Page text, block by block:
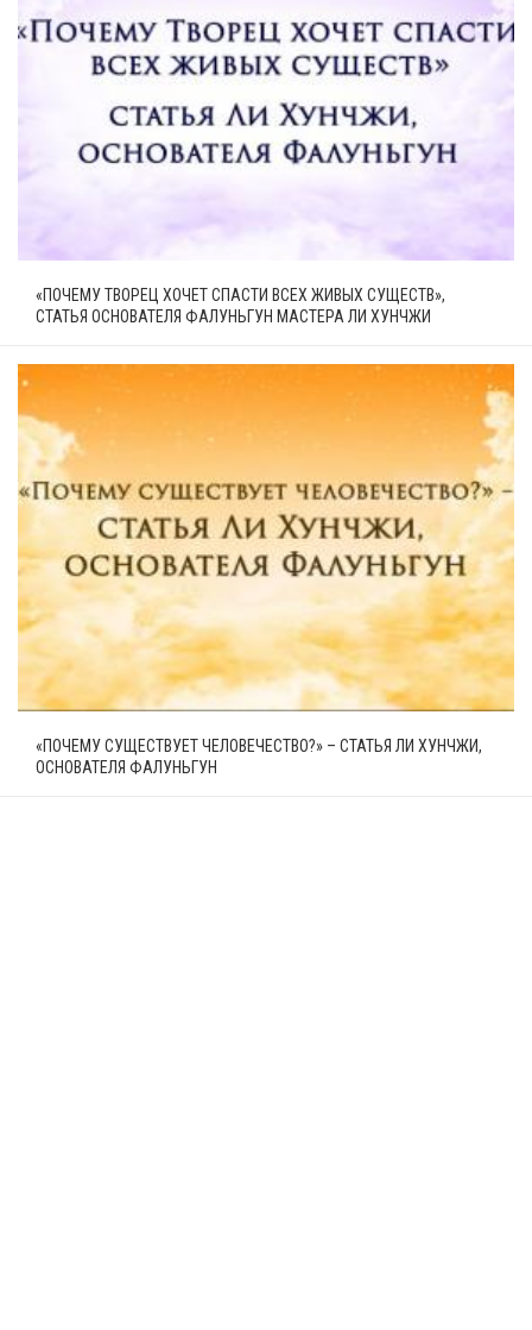
«ПОЧЕМУ ТВОРЕЦ ХОЧЕТ СПАСТИ ВСЕХ ЖИВЫХ СУЩЕСТВ»,
СТАТЬЯ ОСНОВАТЕЛЯ ФАЛУНЬГУН МАСТЕРА ЛИ ХУНЧЖИ
«ПОЧЕМУ СУЩЕСТВУЕТ ЧЕЛОВЕЧЕСТВО?» – СТАТЬЯ ЛИ ХУНЧЖИ,
ОСНОВАТЕЛЯ ФАЛУНЬГУН